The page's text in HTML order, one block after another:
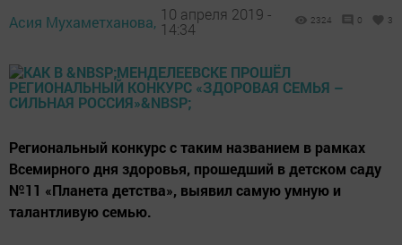
Асия Мухаметханова, 10 апреля 2019 -
14:34
2324 0 3
Региональный конкурс с таким названием в рамках
Всемирного дня здоровья, прошедший в детском саду
№11 «Планета детства», выявил самую умную и
талантливую семью.